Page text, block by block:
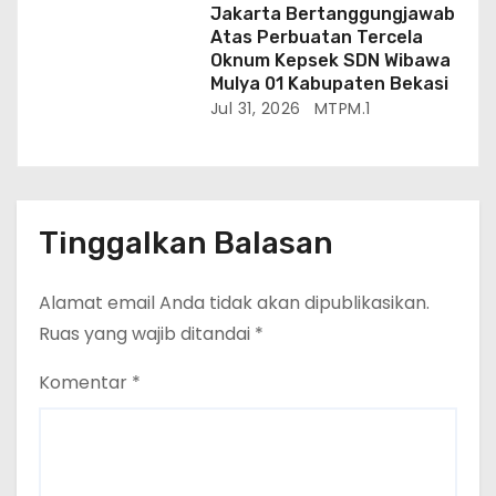
Jakarta Bertanggungjawab
Atas Perbuatan Tercela
Oknum Kepsek SDN Wibawa
Mulya 01 Kabupaten Bekasi
Jul 31, 2026 MTPM.1
Tinggalkan Balasan
Alamat email Anda tidak akan dipublikasikan.
Ruas yang wajib ditandai *
Komentar *